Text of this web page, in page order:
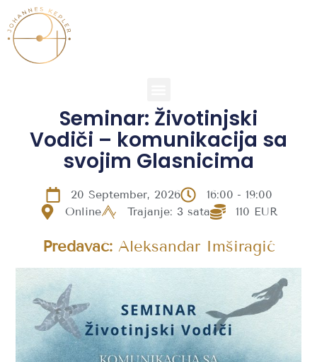
Seminar: Životinjski
Vodiči – komunikacija sa
svojim Glasnicima
20 September, 2026 16:00 - 19:00
Online
Trajanje: 3 sata 110 EUR
Predavač: Aleksandar Imširagić